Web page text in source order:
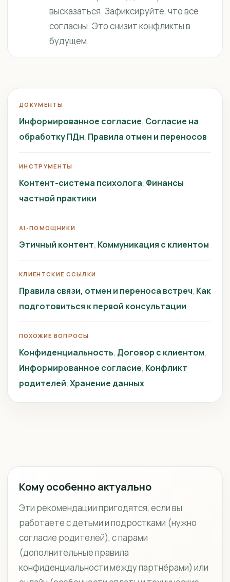
высказаться. Зафиксируйте, что все
согласны. Это снизит конфликты в
будущем.
ДОКУМЕНТЫ
Информированное согласие Согласие на
обработку ПДн Правила отмен и переносов
ИНСТРУМЕНТЫ
Контент-система психолога Финансы
частной практики
AI-ПОМОЩНИКИ
Этичный контент Коммуникация с клиентом
КЛИЕНТСКИЕ ССЫЛКИ
Правила связи, отмен и переноса встреч Как
подготовиться к первой консультации
ПОХОЖИЕ ВОПРОСЫ
Конфиденциальность Договор с клиентом
Информированное согласие Конфликт
родителей Хранение данных
Кому особенно актуально
Эти рекомендации пригодятся, если вы
работаете с детьми и подростками (нужно
согласие родителей), с парами
(дополнительные правила
конфиденциальности между партнёрами) или